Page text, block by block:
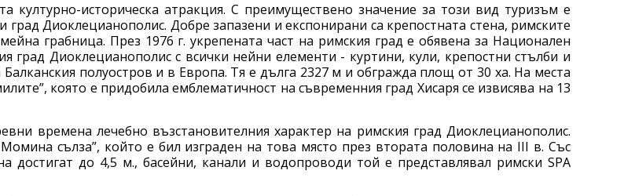
културно-историческа атракция. С преимуществено значение за този вид туризъм е
Диоклецианополис. Добре запазени и експонирани са крепостната стена, римските
грабница. През 1976 г. укрепената част на римския град е обявена за Национален
град Диоклецианополис с всички нейни елементи - куртини, кули, крепостни стълби и
полуостров и в Европа. Тя е дълга 2327 м и обгражда площ от 30 ха. На места
която е придобила емблематичност на съвременния град Хисаря се извисява на 13
времена лечебно възстановителния характер на римския град Диоклецианополис.
сълза”, който е бил изграден на това място през втората половина на ІІІ в. Със
достигат до 4,5 м., басейни, канали и водопроводи той е представлявал римски SPA